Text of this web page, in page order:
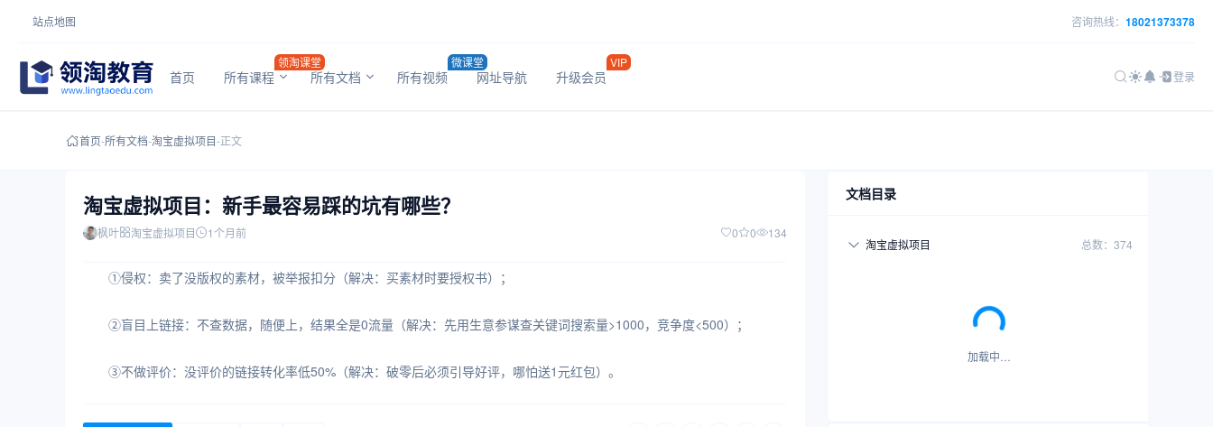
站点地图 咨询热线： 18021373378
首页 所有课程
领淘课堂
所有文档 所有视频
微课堂
网址导航 升级会员
VIP
登录
首页-所有文档-淘宝虚拟项目-正文
淘宝虚拟项目：新手最容易踩的坑有哪些？
枫叶 淘宝虚拟项目 1个月前 0 0 134
①侵权：卖了没版权的素材，被举报扣分（解决：买素材时要授权书）；
②盲目上链接：不查数据，随便上，结果全是0流量（解决：先用生意参谋查关键词搜索量>1000，竞争度<500）；
③不做评价：没评价的链接转化率低50%（解决：破零后必须引导好评，哪怕送1元红包）。
文档目录
淘宝虚拟项目 总数：374
加载中…